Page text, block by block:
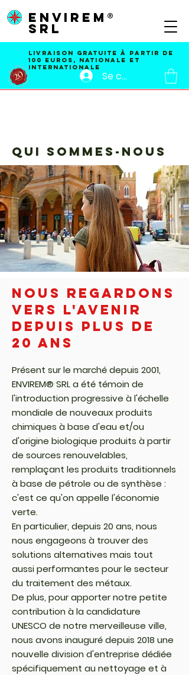
Livraison GRATUITE À PARTIR DE
100 EUROS, nationale et
internationale
Se connecter
ENVIREM®
SRL
QUI SOMMES-NOUS
Nous regardons
vers l'avenir
depuis plus de
20 ans
Présent sur le marché depuis 2001,
ENVIREM® SRL a été témoin de
l'introduction progressive à l'échelle
mondiale de nouveaux produits
chimiques à base d'eau et/ou
d'origine biologique produits à partir
de sources renouvelables,
remplaçant les produits traditionnels
à base de pétrole ou de synthèse :
c'est ce qu'on appelle l'économie
verte.
En particulier, depuis 20 ans, nous
nous engageons à trouver des
solutions alternatives mais tout
aussi performantes pour le secteur
du traitement des métaux.
De plus, pour apporter notre petite
contribution à la candidature
UNESCO de notre merveilleuse ville,
nous avons inauguré depuis 2018 une
nouvelle division d'entreprise dédiée
spécifiquement au nettoyage et à